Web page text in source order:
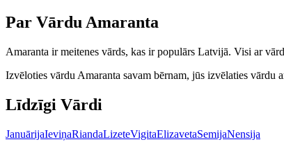
Par Vārdu Amaranta
Amaranta irmeitenes vārds, kas ir populārs Latvijā. Visi ar
Izvēloties vārdu Amaranta savam bērnam, jūs izvēlaties vārdu
Līdzīgi Vārdi
JanuārijaIeviņaRiandaLizeteVigitaElizavetaSemijaNensija